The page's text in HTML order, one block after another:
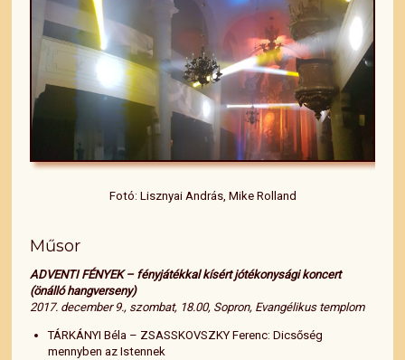
Fotó: Lisznyai András, Mike Rolland
Műsor
ADVENTI FÉNYEK – fényjátékkal kísért jótékonysági koncert
(önálló hangverseny)
2017. december 9., szombat, 18.00, Sopron, Evangélikus templom
TÁRKÁNYI Béla – ZSASSKOVSZKY Ferenc: Dicsőség
mennyben az Istennek